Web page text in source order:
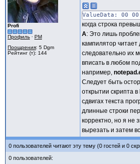
Profi
Профиль · PM
Поощрения: 5 Dgm
Рейтинг (т): 144
ValueData: 00
когда строка
A: Это лишь
кампилятор читает
следовательно их
вписать в любом
например,
Следует быть
открытии скрипта в
сдвигах текста
длинные строки
корректно, но я не
вырезать и затем
0 пользователей читают эту тему (0 гостей и 0
0 пользователей: